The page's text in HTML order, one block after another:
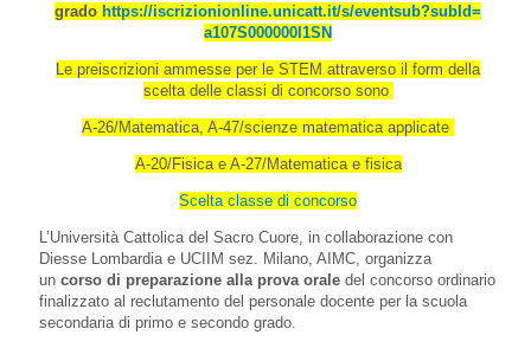
grado https://iscrizionionline.unicatt.it/s/eventsub?subId=
a107S000000l1SN
Le preiscrizioni ammesse per le STEM attraverso il form della
scelta delle classi di concorso sono
A-26/Matematica, A-47/scienze matematica applicate
A-20/Fisica e A-27/Matematica e fisica
Scelta classe di concorso
L’Università Cattolica del Sacro Cuore, in collaborazione con
Diesse Lombardia e UCIIM sez. Milano, AIMC, organizza
un corso di preparazione alla prova orale del concorso ordinario
finalizzato al reclutamento del personale docente per la scuola
secondaria di primo e secondo grado.